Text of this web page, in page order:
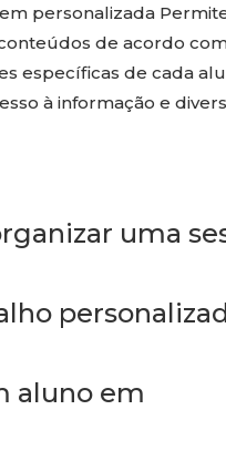
personalizada
de acordo
específicas de cada
à informação e
uma
aluno em